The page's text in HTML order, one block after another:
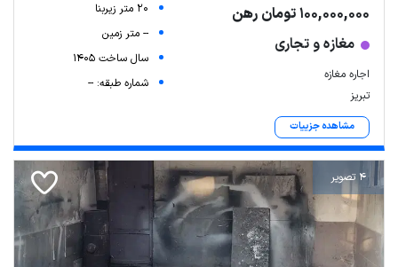
100,000,000 تومان رهن
مغازه و تجاری
اجاره مغازه
تبریز
مشاهده جزییات
20 متر زیربنا
-- متر زمین
سال ساخت 1405
شماره طبقه: --
4 تصویر